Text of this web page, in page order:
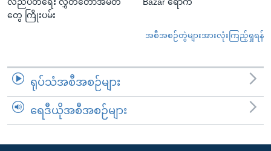
တွေ ကြိုးပမ်း
အစီအစဉ်တွဲများအားလုံးကြည့်ရှုရန်
ရုပ်သံအစီအစဉ်များ
ရေဒီယိုအစီအစဉ်များ